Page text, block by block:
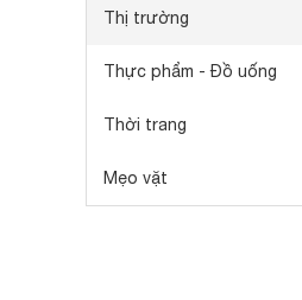
Thị trường
Thực phẩm - Đồ uống
Thời trang
Mẹo vặt